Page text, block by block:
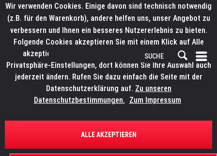
STEUERUNGEN.
Wir verwenden Cookies. Einige davon sind technisch notwendig
(z.B. für den Warenkorb), andere helfen uns, unser Angebot zu
verbessern und Ihnen ein besseres Nutzererlebnis zu bieten.
Folgende Cookies akzeptieren Sie mit einem Klick auf Alle
akzeptieren. Weitere Informationen finden Sie in den
Privatsphäre-Einstellungen, dort können Sie Ihre Auswahl auch
jederzeit ändern. Rufen Sie dazu einfach die Seite mit der
Datenschutzerklärung auf. Zu unseren
Datenschutzbestimmungen. Zum Impressum
ALLE AKZEPTIEREN